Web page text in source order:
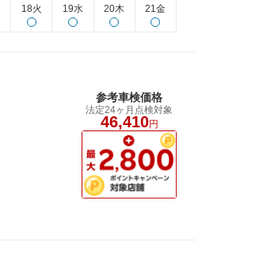
18火 19水 20木 21金
参考車検価格
法定24ヶ月点検対象
46,410円